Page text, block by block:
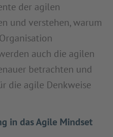
der agilen
und verstehen, warum
auch die agilen
betrachten und
die agile Denkweise
in das Agile Mindset